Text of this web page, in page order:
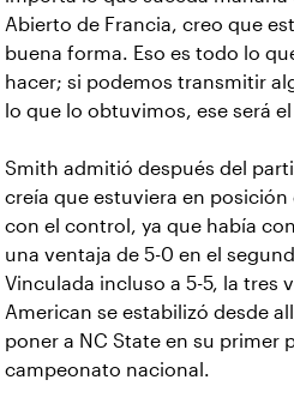
Abierto de Francia, creo que
buena forma. Eso es todo lo
hacer; si podemos transmitir
lo que lo obtuvimos, ese será
Smith admitió después del
creía que estuviera en posición
con el control, ya que había
una ventaja de 5-0 en el
Vinculada incluso a 5-5, la tres
American se estabilizó desde
poner a NC State en su primer
campeonato nacional.